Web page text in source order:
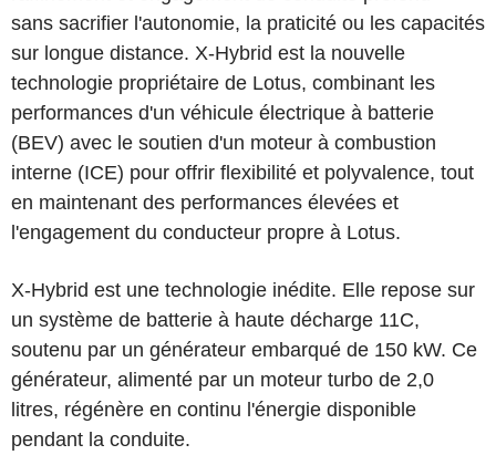
sans sacrifier l'autonomie, la praticité ou les capacités
sur longue distance. X-Hybrid est la nouvelle
technologie propriétaire de Lotus, combinant les
performances d'un véhicule électrique à batterie
(BEV) avec le soutien d'un moteur à combustion
interne (ICE) pour offrir flexibilité et polyvalence, tout
en maintenant des performances élevées et
l'engagement du conducteur propre à Lotus.
X-Hybrid est une technologie inédite. Elle repose sur
un système de batterie à haute décharge 11C,
soutenu par un générateur embarqué de 150 kW. Ce
générateur, alimenté par un moteur turbo de 2,0
litres, régénère en continu l'énergie disponible
pendant la conduite.